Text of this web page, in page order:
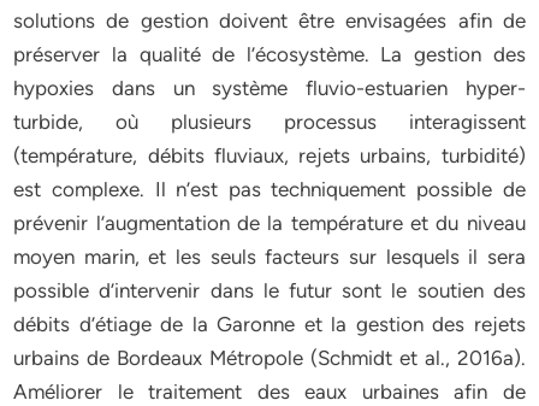
solutions de gestion doivent être envisagées afin de
préserver la qualité de l’écosystème. La gestion des
hypoxies dans un système fluvio-estuarien hyper-
turbide, où plusieurs processus interagissent
(température, débits fluviaux, rejets urbains, turbidité)
est complexe. Il n’est pas techniquement possible de
prévenir l’augmentation de la température et du niveau
moyen marin, et les seuls facteurs sur lesquels il sera
possible d’intervenir dans le futur sont le soutien des
débits d’étiage de la Garonne et la gestion des rejets
urbains de Bordeaux Métropole (Schmidt et al., 2016a).
Améliorer le traitement des eaux urbaines afin de